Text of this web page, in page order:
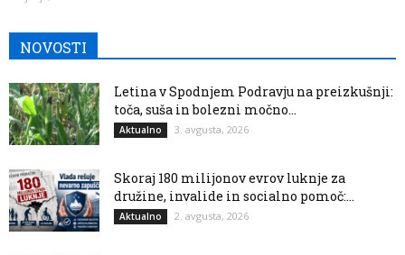
NOVOSTI
Letina v Spodnjem Podravju na preizkušnji:
toča, suša in bolezni močno...
Aktualno 3. avgusta, 2026
Skoraj 180 milijonov evrov luknje za
družine, invalide in socialno pomoč:...
Aktualno 2. avgusta, 2026